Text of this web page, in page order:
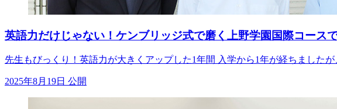
英語力だけじゃない！ケンブリッジ式で磨く上野学園国際コース
先生もびっくり！英語力が大きくアップした1年間 入学から1年が経ちまし
2025年8月19日 公開